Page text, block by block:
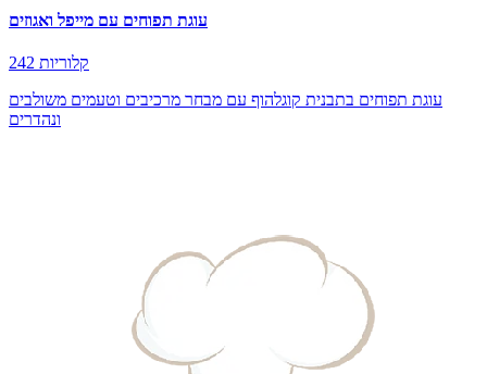
עוגת תפוחים עם מייפל ואגוזים
242 קלוריות
עוגת תפוחים בתבנית קוגלהוף עם מבחר מרכיבים וטעמים משולבים
ונהדרים